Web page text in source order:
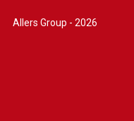
Allers Group - 2026